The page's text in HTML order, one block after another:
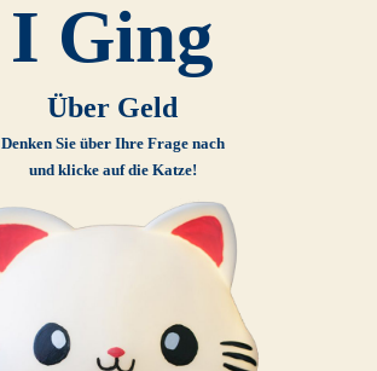
I Ging
Über Geld
Denken Sie über Ihre Frage nach
und klicke auf die Katze!